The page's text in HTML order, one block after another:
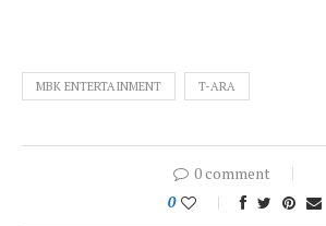
MBK ENTERTAINMENT T-ARA
0 comment
0